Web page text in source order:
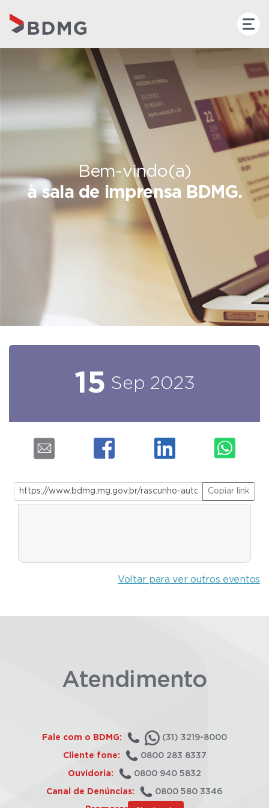
Bem-vindo(a)
à sala de imprensa BDMG.
15 Sep 2023
Copiar link
Voltar para ver outros eventos
Atendimento
Fale com o BDMG: (31) 3219-8000
Cliente fone: 0800 283 8337
Ouvidoria: 0800 940 5832
Canal de Denúncias: 0800 580 3346